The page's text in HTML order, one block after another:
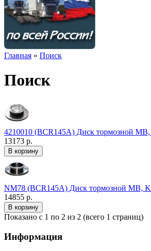
Главная » Поиск
Поиск
4210010 (BCR145A) Диск тормозной
13173 р.
NM78 (BCR145A) Диск тормозной MB,
14855 р.
Показано с 1 по 2 из 2 (всего 1 страниц)
Информация